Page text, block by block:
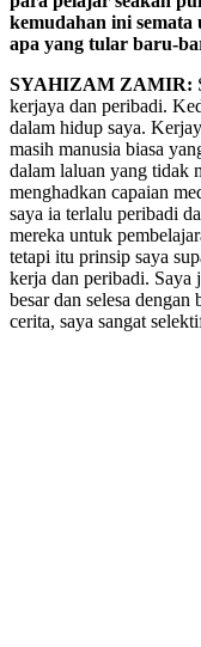
kemudahan ini
apa yang tular baru-
SYAHIZAM ZAMIR:
kerjaya dan peribadi.
dalam hidup saya.
masih manusia biasa
dalam laluan yang tidak
menghadkan capaian
saya ia terlalu peribadi
mereka untuk
tetapi itu prinsip saya
kerja dan peribadi. Saya
besar dan selesa dengan
cerita, saya sangat